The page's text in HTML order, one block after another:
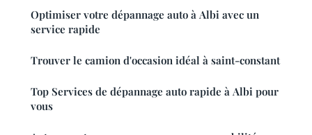
Optimiser votre dépannage auto à Albi avec un
service rapide
Trouver le camion d'occasion idéal à saint-constant
Top Services de dépannage auto rapide à Albi pour
vous